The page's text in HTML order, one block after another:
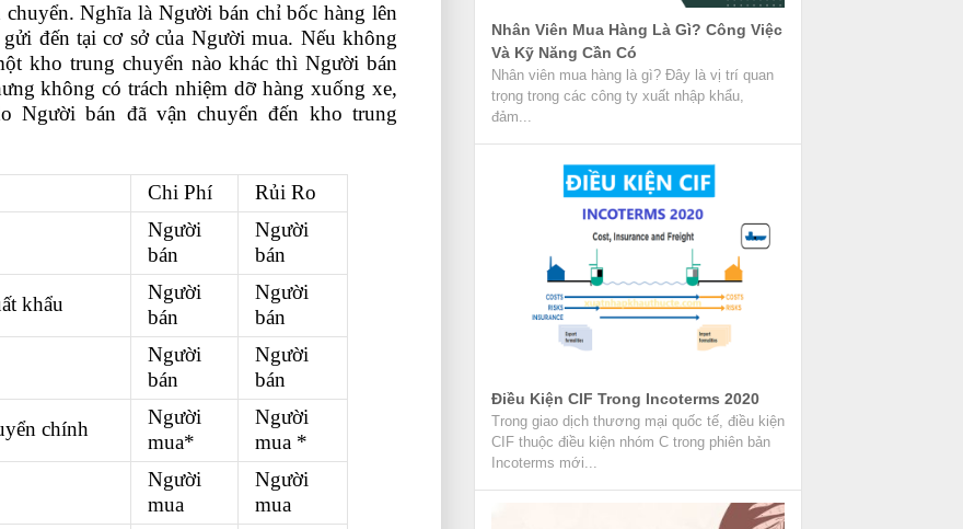
Nghĩa là Người bán chỉ bốc hàng lên
đến tại cơ sở của Người mua. Nếu không
kho trung chuyển nào khác thì Người bán
không có trách nhiệm dỡ hàng xuống xe,
Người bán đã vận chuyển đến kho trung
Chi Phí Rủi Ro
Người
bán
Người
bán
khẩu
Người
bán
Người
bán
Người
bán
Người
bán
chính
Người
mua*
Người
mua *
Người
mua
Người
mua
Nhân Viên Mua Hàng Là Gì? Công Việc
Và Kỹ Năng Cần Có
Nhân viên mua hàng là gì? Đây là vị trí quan
trọng trong các công ty xuất nhập khẩu,
đảm...
Điều Kiện CIF Trong Incoterms 2020
Trong giao dịch thương mại quốc tế, điều kiện
CIF thuộc điều kiện nhóm C trong phiên bản
Incoterms mới...